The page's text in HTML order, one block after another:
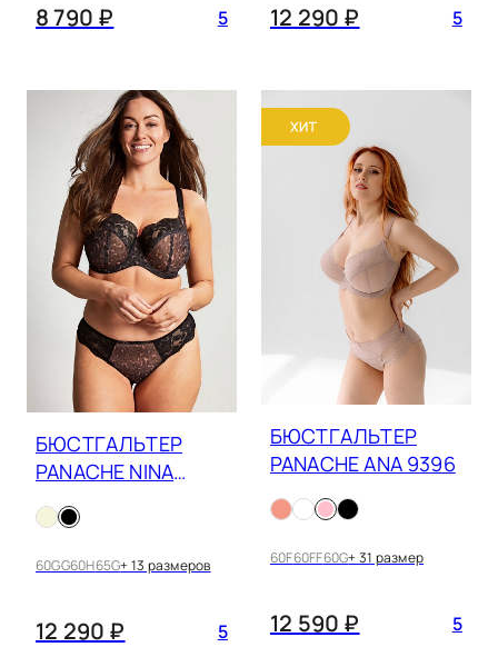
8 790 ₽ 5 12 290 ₽ 5
БЮСТГАЛЬТЕР
PANACHE NINA
10941
60GG60H65G+ 13 размеров
12 290 ₽ 5
БЮСТГАЛЬТЕР
PANACHE ANA 9396
60F60FF60G+ 31 размер
12 590 ₽ 5